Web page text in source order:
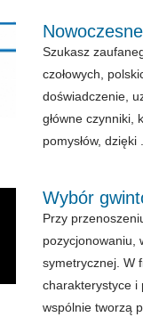
Szukasz
czołowych,
doświadczenie,
główne czynniki,
pomysłów, dzięki ...
Wybór
Przy
pozycjonowaniu,
symetrycznej. W
charakterystyce i
wspólnie tworzą